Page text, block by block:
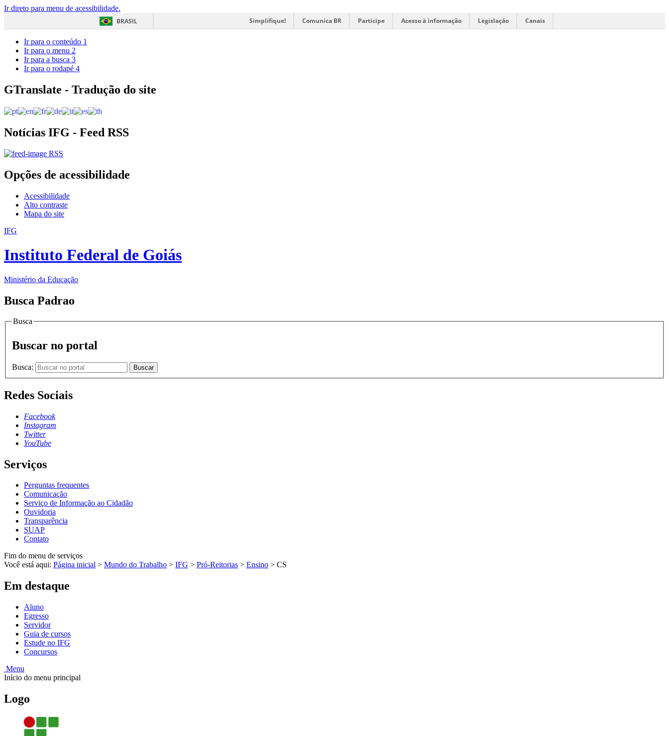
Ir direto para menu de acessibilidade.
BRASIL
Simplifique! Comunica BR Participe Acesso à informação Legislação Canais
Ir para o conteúdo 1
Ir para o menu 2
Ir para a busca 3
Ir para o rodapé 4
GTranslate - Tradução do site
Notícias IFG - Feed RSS
RSS
Opções de acessibilidade
Acessibilidade
Alto contraste
Mapa do site
IFG
Instituto Federal de Goiás
Ministério da Educação
Busca Padrao
Busca
Buscar no portal
Busca: Buscar
Redes Sociais
Facebook
Instagram
Twitter
YouTube
Serviços
Perguntas frequentes
Comunicação
Serviço de Informação ao Cidadão
Ouvidoria
Transparência
SUAP
Contato
Fim do menu de serviços
Você está aqui: Página inicial > Mundo do Trabalho > IFG > Pró-Reitorias > Ensino > CS
Em destaque
Aluno
Egresso
Servidor
Guia de cursos
Estude no IFG
Concursos
Menu
Início do menu principal
Logo